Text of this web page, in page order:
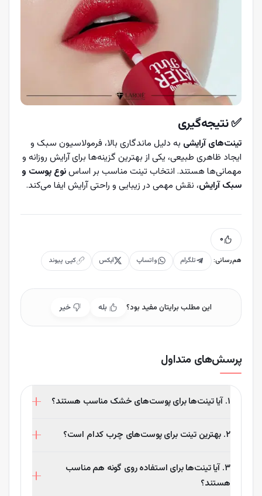
✅نتیجه‌گیری
تینت‌های آرایشی به دلیل ماندگاری بالا، فرمولاسیون سبک و
ایجاد ظاهری طبیعی، یکی از بهترین گزینه‌ها برای آرایش روزانه و
مهمانی‌ها هستند. انتخاب تینت مناسب بر اساسنوع پوست و
سبک آرایش، نقش مهمی در زیبایی و راحتی آرایش ایفا می‌کند.
۰
هم‌رسانی: تلگرام واتساپ ایکس کپی پیوند
این مطلب برایتان مفید بود؟ بله خیر
پرسش‌های متداول
۱. آیا تینت‌ها برای پوست‌های خشک مناسب هستند؟
که حاوی ترکیبات آبرسان و نرم‌کننده باشند تا از خشکی و ۲. بهترین تینت برای پوست‌های چرب کدام است؟
پوست‌های چرب گزینه مناسبی هستند. این نوع تینت‌ها از
برق زدن پوست جلوگیری می‌کنند.
۳. آیا تینت‌ها برای استفاده روی گونه هم مناسب
هستند؟